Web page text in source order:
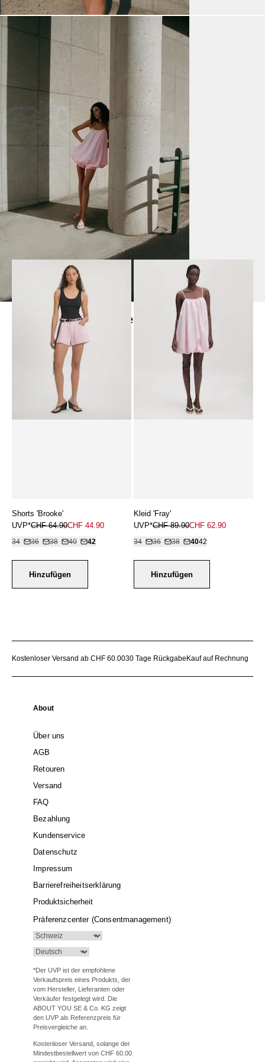
High Summer Edit / 2 Produkte
Shorts 'Brooke'
UVP*CHF 64.90CHF 44.90
34 36 38 40 42
Hinzufügen
Kleid 'Fray'
UVP*CHF 89.90CHF 62.90
34 36 38 4042
Hinzufügen
Kostenloser Versand ab CHF 60.0030 Tage Rückgabe Kauf auf Rechnung
About
Über uns
AGB
Retouren
Versand
FAQ
Bezahlung
Kundenservice
Datenschutz
Impressum
Barrierefreiheitserklärung
Produktsicherheit
Präferenzcenter (Consentmanagement)
*Der UVP ist der empfohlene
Verkaufspreis eines Produkts, der
vom Hersteller, Lieferanten oder
Verkäufer festgelegt wird. Die
ABOUT YOU SE & Co. KG zeigt
den UVP als Referenzpreis für
Preisvergleiche an.
Kostenloser Versand, solange der
Mindestbestellwert von CHF 60.00